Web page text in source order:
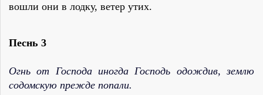
вошли они в лодку, ветер утих.
Песнь 3
Огнь от Господа иногда Господь одождив, землю
содомскую прежде попали.